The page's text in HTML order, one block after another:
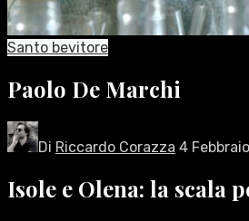
Santo bevitore
Paolo De Marchi
Di Riccardo Corazza 4
Isole e Olena: la scala